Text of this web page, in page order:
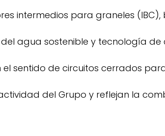
intermedios para graneles
agua sostenible y tecnología
sentido de circuitos cerrados
del Grupo y reflejan la